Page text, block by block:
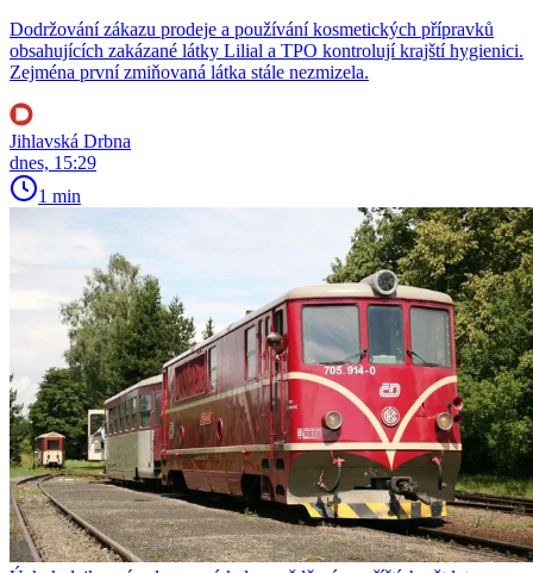
Dodržování zákazu prodeje a používání kosmetických přípravků
obsahujících zakázané látky Lilial a TPO kontrolují krajští hygienici.
Zejména první zmiňovaná látka stále nezmizela.
Jihlavská Drbna
dnes, 15:29
1 min